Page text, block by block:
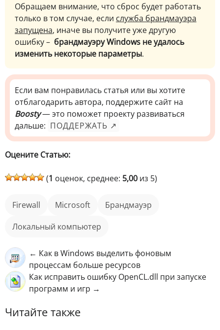
Обращаем внимание, что сброс будет работать
только в том случае, если служба брандмауэра
запущена, иначе вы получите уже другую
ошибку – брандмауэру Windows не удалось
изменить некоторые параметры.
Если вам понравилась статья или вы хотите
отблагодарить автора, поддержите сайт на
Boosty— это поможет проекту развиваться
дальше: ПОДДЕРЖАТЬ ↗
Оцените Статью:
(1 оценок, среднее: 5,00 из 5)
Firewall Microsoft
брандмауэр
локальный компьютер
← Как в Windows выделить фоновым
процессам больше ресурсов
Как исправить ошибку OpenCL.dll при запуске
программ и игр →
Читайте также